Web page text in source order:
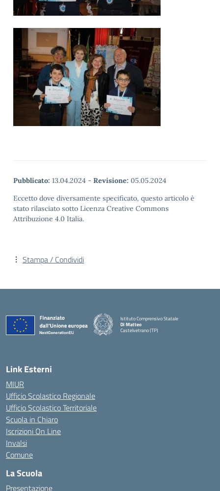
Pubblicato: 13.04.2024 - Revisione: 05.05.2024
Eccetto dove diversamente specificato, questo articolo è
stato rilasciato sotto Licenza Creative Commons
Attribuzione 4.0 Italia.
Stampa / Condividi
Istituto Comprensivo Statale
Di Matteo
Castelvetrano (TP)
Link Esterni
MIUR
Ufficio Scolastico Regionale
Ufficio Scolastico Territoriale
Scuola in Chiaro
Iscrizioni On Line
Invalsi
Comune
La Scuola
Presentazione